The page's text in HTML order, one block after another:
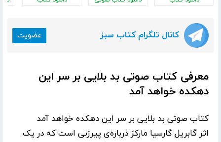
کانال تلگرام کتاب سبز عضویت
معرفی کتاب صوتی بد بلایی بر سر این
دهکده خواهد آمد
کتاب صوتی بد بلایی بر سر این دهکده خواهد آمد
اثر گابریل گارسیا مارکز درباره‌ی پیرزنی است که در یک